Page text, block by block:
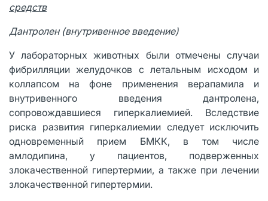
средств
Дантролен (внутривенное введение)
У лабораторных животных были отмечены случаи
фибрилляции желудочков с летальным исходом и
коллапсом на фоне применения верапамила и
внутривенного введения дантролена,
сопровождавшиеся гиперкалиемией. Вследствие
риска развития гиперкалиемии следует исключить
одновременный прием БМКК, в том числе
амлодипина, у пациентов, подверженных
злокачественной гипертермии, а также при лечении
злокачественной гипертермии.